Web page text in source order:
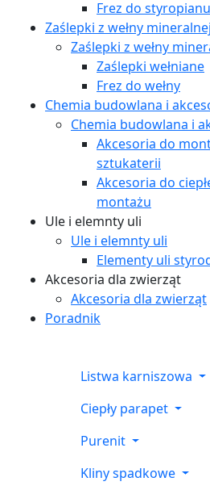
Frez do styropianu
Zaślepki z wełny mineralnej
Zaślepki z wełny
Zaślepki wełniane
Frez do wełny
Chemia budowlana i
Chemia budowlana i
Akcesoria do
sztukaterii
Akcesoria do
montażu
Ule i elemnty uli
Ule i elemnty uli
Elementy uli
Akcesoria dla zwierząt
Akcesoria dla zwierząt
Poradnik
Listwa karniszowa
Ciepły parapet
Purenit
Kliny spadkowe